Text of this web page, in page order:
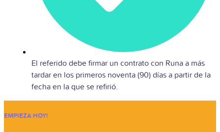
El referido debe firmar un contrato con Runa a más
tardar en los primeros noventa (90) días a partir de la
fecha en la que se refirió.
EMPIEZA HOY!